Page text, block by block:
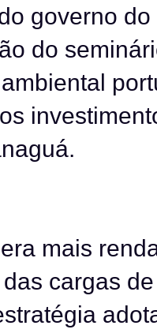
governo
do
mais
cargas